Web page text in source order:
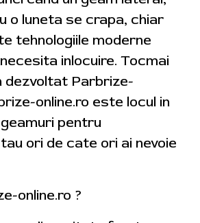
o luneta se crapa, chiar
tehnologiile moderne
inlocuire. Tocmai
dezvoltat Parbrize-
online.ro este locul in
pentru
ori de cate ori ai nevoie
online.ro ?